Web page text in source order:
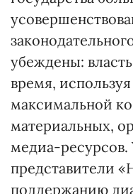
убеждены:
время,
максимальной
материальных,
медиа-
представители
поддержанию